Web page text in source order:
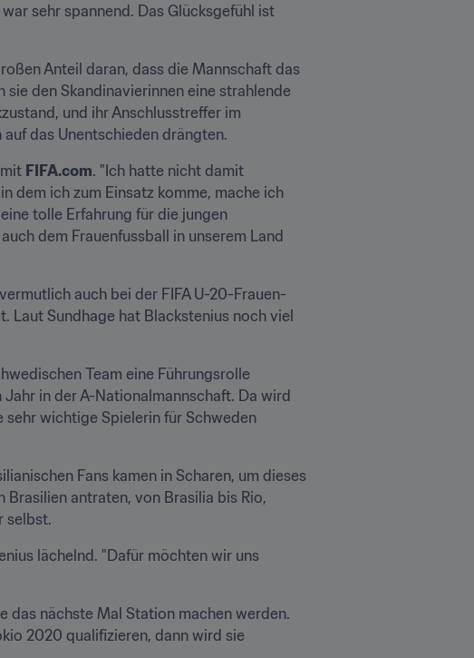
sehr spannend. Das Glücksgefühl ist
Anteil daran, dass die Mannschaft das
den Skandinavierinnen eine strahlende
und ihr Anschlusstreffer im
das Unentschieden drängten.
FIFA.com. "Ich hatte nicht damit
dem ich zum Einsatz komme, mache ich
tolle Erfahrung für die jungen
dem Frauenfussball in unserem Land
auch bei der FIFA U-20-Frauen-
Laut Sundhage hat Blackstenius noch viel
Team eine Führungsrolle
Jahr in der A-Nationalmannschaft. Da wird
wichtige Spielerin für Schweden
Fans kamen in Scharen, um dieses
Brasilien antraten, von Brasilia bis Rio,
selbst.
lächelnd. "Dafür möchten wir uns
das nächste Mal Station machen werden.
2020 qualifizieren, dann wird sie